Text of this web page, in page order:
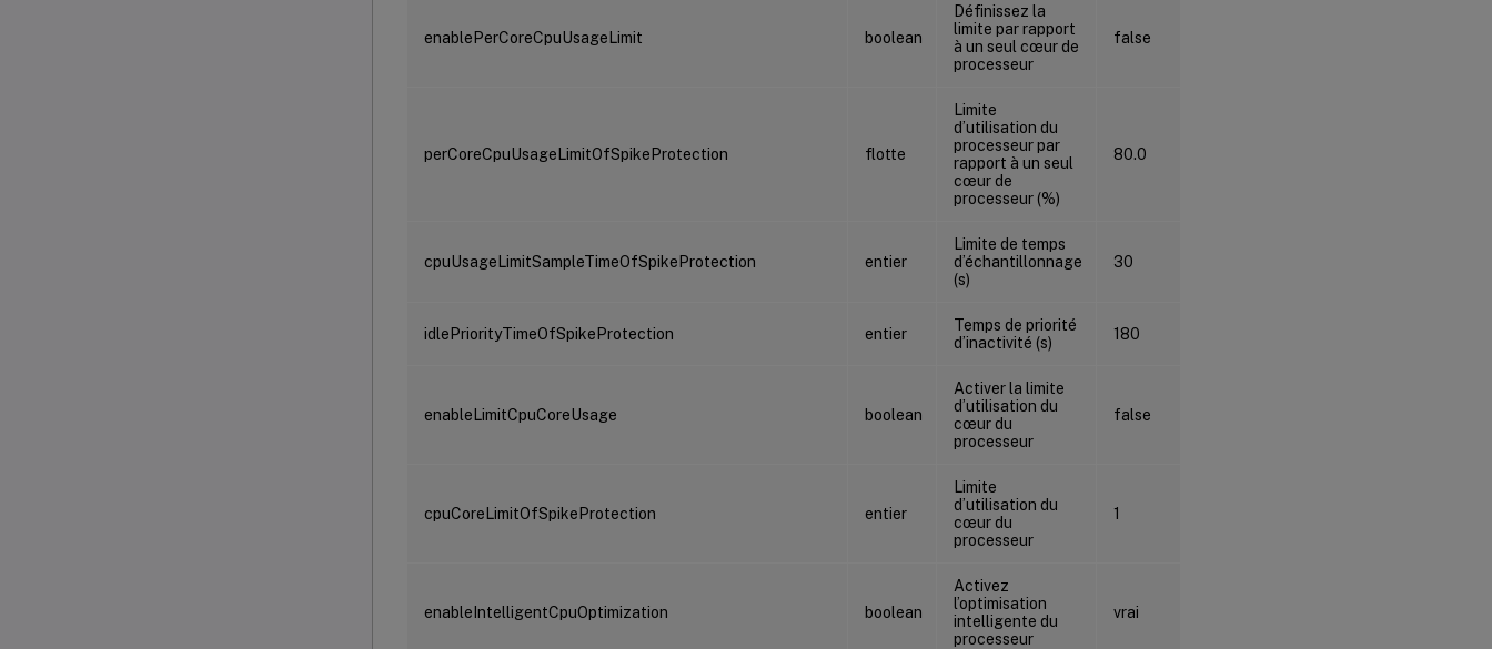
enablePerCoreCpuUsageLimit boolean
Définissez la
limite par rapport
à un seul cœur de
processeur
false
perCoreCpuUsageLimitOfSpikeProtection flotte
Limite
d’utilisation du
processeur par
rapport à un seul
cœur de
processeur (%)
80.0
cpuUsageLimitSampleTimeOfSpikeProtection entier
Limite de temps
d’échantillonnage
(s)
30
idlePriorityTimeOfSpikeProtection entier
Temps de priorité
d’inactivité (s)
180
enableLimitCpuCoreUsage boolean
Activer la limite
d’utilisation du
cœur du
processeur
false
cpuCoreLimitOfSpikeProtection entier
Limite
d’utilisation du
cœur du
processeur
1
enableIntelligentCpuOptimization boolean
Activez
l’optimisation
intelligente du
processeur
vrai